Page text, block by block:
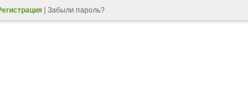
Забыли пароль?